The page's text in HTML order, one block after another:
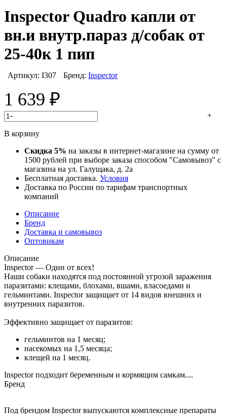
Inspector Quadro капли от
вн.и внутр.параз д/cобак от
25-40к 1 пип
Артикул: I307 Бренд: Inspector
1 639 ₽
- +
В корзину
Скидка 5% на заказы в интернет-магазине на сумму от
1500 рублей при выборе заказа способом "Самовывоз" с
магазина на ул. Галущака, д. 2а
Бесплатная доставка. Условия
Доставка по России по тарифам транспортных
компаний
Описание
Бренд
Доставка и самовывоз
Оптовикам
Описание
Inspector — Один от всех!
Наши собаки находятся под постоянной угрозой заражения
паразитами: клещами, блохами, вшами, власоедами и
гельминтами. Inspector защищает от 14 видов внешних и
внутренних паразитов.
Эффективно защищает от паразитов:
гельминтов на 1 месяц;
насекомых на 1,5 месяца;
клещей на 1 месяц.
Inspector подходит беременным и кормящим самкам....
Бренд
Под брендом Inspector выпускаются комплексные препараты